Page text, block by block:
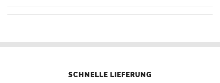
SCHNELLE LIEFERUNG